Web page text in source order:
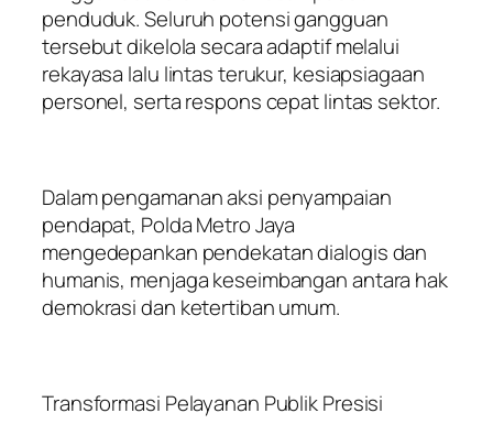
penduduk. Seluruh potensi gangguan
tersebut dikelola secara adaptif melalui
rekayasa lalu lintas terukur, kesiapsiagaan
personel, serta respons cepat lintas sektor.
Dalam pengamanan aksi penyampaian
pendapat, Polda Metro Jaya
mengedepankan pendekatan dialogis dan
humanis, menjaga keseimbangan antara hak
demokrasi dan ketertiban umum.
Transformasi Pelayanan Publik Presisi